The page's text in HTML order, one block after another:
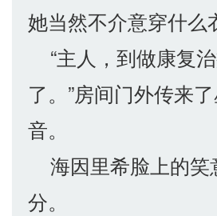
她当然不介意穿什么
“主人，到做康复
了。”房间门外传来
音。
海因里希脸上的笑
分。